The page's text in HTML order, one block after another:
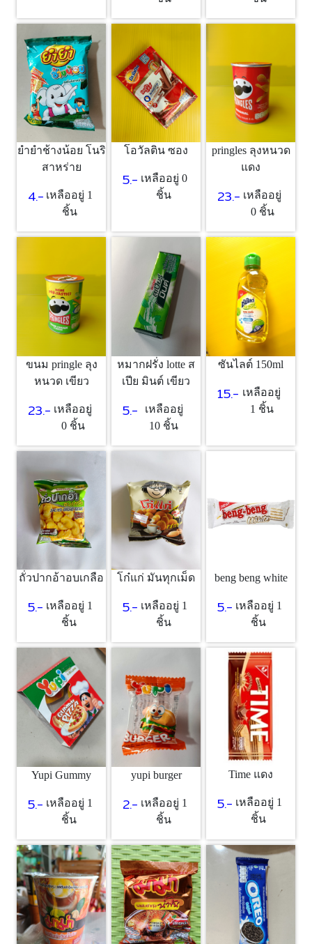
ยำยำช้างน้อย โนริ
สาหร่าย
4.- เหลืออยู่ 1
ชิ้น
โอวัลติน ซอง
5.- เหลืออยู่ 0
ชิ้น
pringles ลุงหนวด
แดง
23.- เหลืออยู่
0 ชิ้น
ขนม pringle ลุง
หนวด เขียว
23.- เหลืออยู่
0 ชิ้น
หมากฝรั่ง lotte ส
เปีย มินต์ เขียว
5.-
เหลืออยู่
10 ชิ้น
ซันไลต์ 150ml
15.- เหลืออยู่
1 ชิ้น
ถั่วปากอ้าอบเกลือ
5.- เหลืออยู่ 1
ชิ้น
โก๋แก่ มันทุกเม็ด
5.- เหลืออยู่ 1
ชิ้น
beng beng white
5.- เหลืออยู่ 1
ชิ้น
Yupi Gummy
5.- เหลืออยู่ 1
ชิ้น
yupi burger
2.- เหลืออยู่ 1
ชิ้น
Time แดง
5.- เหลืออยู่ 1
ชิ้น